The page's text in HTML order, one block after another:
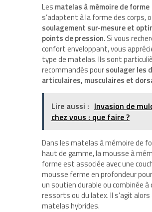
Les matelas à mémoire de forme
s’adaptent à la forme des corps,
soulagement sur-mesure et
points de pression. Si vous
confort enveloppant, vous
type de matelas. Ils sont
recommandés poursoulager les
articulaires, musculaires et
Lire aussi : Invasion de
chez vous : que faire ?
Dans les matelas à mémoire de
haut de gamme, la mousse à
forme est associée avec une
mousse ferme en profondeur
un soutien durable ou combinée à
ressorts ou du latex. Il s’agit alors
matelas hybrides.